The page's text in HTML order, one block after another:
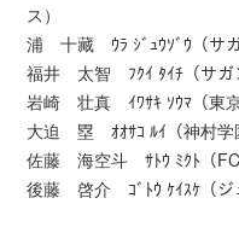
ス）
浦 十藏 ｳﾗ ｼﾞｭｳｿﾞｳ（サガ
福井 太智 ﾌｸｲ ﾀｲﾁ（サガ
岩崎 壮真 ｲﾜｻｷ ｿｳﾏ（東京
大迫 塁 ｵｵｻｺ ﾙｲ（神村学
佐藤 海空斗 ｻﾄｳ ﾐｸﾄ（FC
後藤 啓介 ｺﾞﾄｳ ｹｲｽｹ（ジ